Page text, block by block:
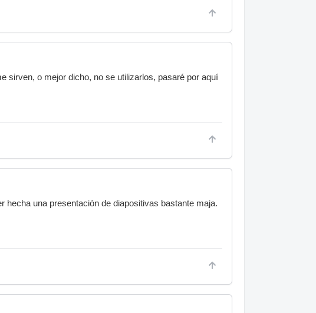
sirven, o mejor dicho, no se utilizarlos, pasaré por aquí
hecha una presentación de diapositivas bastante maja.